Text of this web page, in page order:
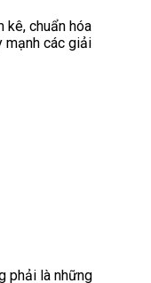
kê, chuẩn hóa
mạnh các giải
phải là những